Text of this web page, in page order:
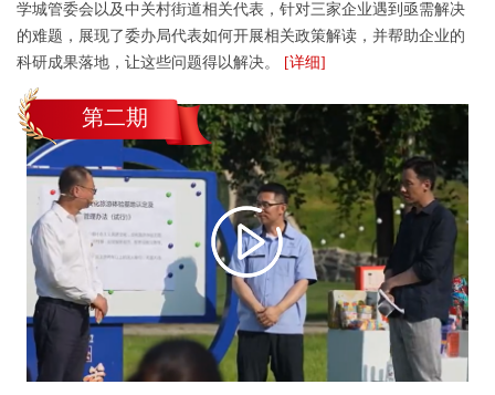
学城管委会以及中关村街道相关代表，针对三家企业遇到亟需解决
的难题，展现了委办局代表如何开展相关政策解读，并帮助企业的
科研成果落地，让这些问题得以解决。
[详细]
第二期